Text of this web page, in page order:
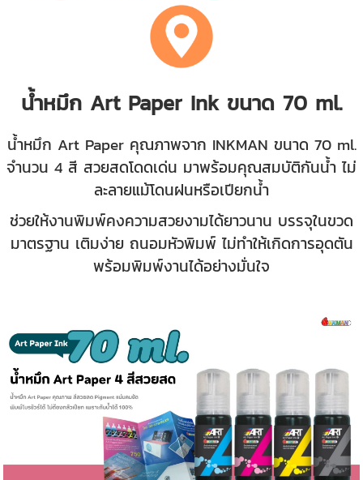
น้ำหมึก Art Paper Ink ขนาด 70 ml.
น้ำหมึก Art Paper คุณภาพจาก INKMAN ขนาด 70 ml.
จำนวน 4 สี สวยสดโดดเด่น มาพร้อมคุณสมบัติกันน้ำ ไม่
ละลายแม้โดนฝนหรือเปียกน้ำ
ช่วยให้งานพิมพ์คงความสวยงามได้ยาวนาน บรรจุในขวด
มาตรฐาน เติมง่าย ถนอมหัวพิมพ์ ไม่ทำให้เกิดการอุดตัน
พร้อมพิมพ์งานได้อย่างมั่นใจ